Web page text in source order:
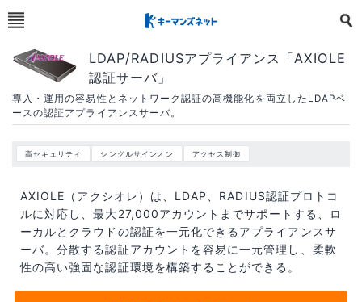
LDAP/RADIUSアプライアンス「AXIOLE
認証サーバ」
導入・運用の容易性とネットワーク認証の高機能化を両立したLDAPベ
ースの認証アプライアンスサーバ。
高セキュリティ シングルサインオン アクセス制御
AXIOLE（アクシオレ）は、LDAP、RADIUS認証プロトコ
ルに対応し、最大27,000アカウントまでサポートする、ロ
ーカルとクラウドの認証を一元化できるアプライアンスサ
ーバ。分散する認証アカウントを容易に一元管理し、柔軟
性の高い強固な認証環境を構築することができる。